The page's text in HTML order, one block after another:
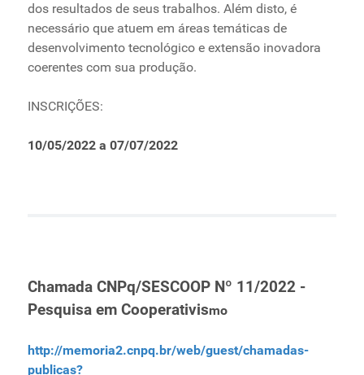
dos resultados de seus trabalhos. Além disto, é
necessário que atuem em áreas temáticas de
desenvolvimento tecnológico e extensão inovadora
coerentes com sua produção.
INSCRIÇÕES:
10/05/2022 a 07/07/2022
Chamada CNPq/SESCOOP Nº 11/2022 -
Pesquisa em Cooperativismo
http://memoria2.cnpq.br/web/guest/chamadas-
publicas?